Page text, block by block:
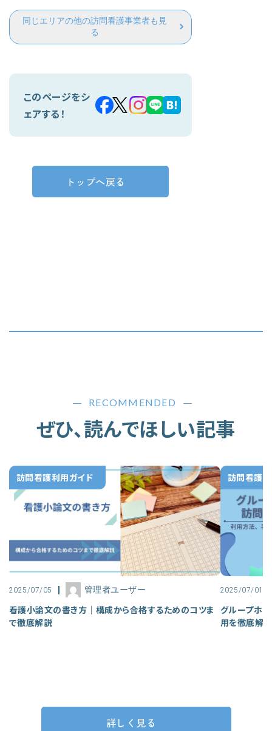
同じエリアの他の訪問看護事業者も見
る
このページをシ
ェアする！
トップへ戻る
RECOMMENDED
ぜひ、読んでほしい記事
訪問看護利用ガイド
2025/07/05 管理者ユーザー
看護小論文の書き方｜構成から合格するためのコツま
で徹底解説
訪問看護
2025/07/01
グループホー
用を徹底解説
詳しく見る